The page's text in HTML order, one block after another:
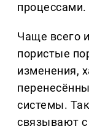
процессами.
Чаще всего
пористые
изменения,
системы.
связывают